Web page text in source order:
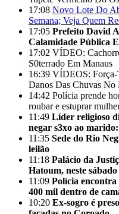
17:08 Novo Lote Do
Semana; Veja Quem
17:05 Prefeito David
Calamidade Pública
17:02 VÍDEO:
S0terrado Em Manaus
16:39 VÍDEOS: Força-
Danos Das Chuvas
14:42 Polícia prende
roubar e estuprar
11:49 Líder religioso
negar s3xo ao
11:35 Sede do Rio
leilão
11:18 Palácio da
Hatoum, neste sábado
11:09 Polícia encontra
400 mil dentro de
10:20 Ex-sogro é